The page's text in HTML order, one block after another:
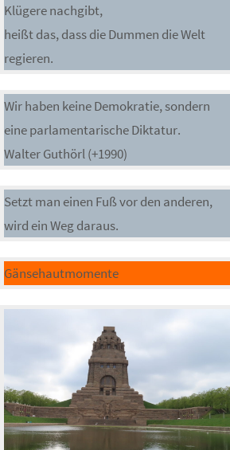
Klügere nachgibt,
heißt das, dass die Dummen die Welt
regieren.
Wir haben keine Demokratie, sondern
eine parlamentarische Diktatur.
Walter Guthörl (+1990)
Setzt man einen Fuß vor den anderen,
wird ein Weg daraus.
Gänsehautmomente